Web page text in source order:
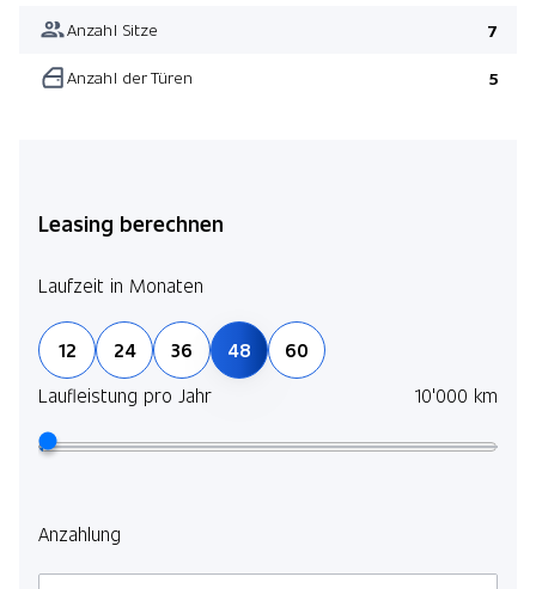
Click & Go Basiseinheit
Dunkelgetönte Scheiben
Anzahl Sitze 7
Anzahl der Türen 5
Leasing berechnen
Laufzeit in Monaten
12 24 36 48
60
Laufleistung pro Jahr
10'000 km
Anzahlung